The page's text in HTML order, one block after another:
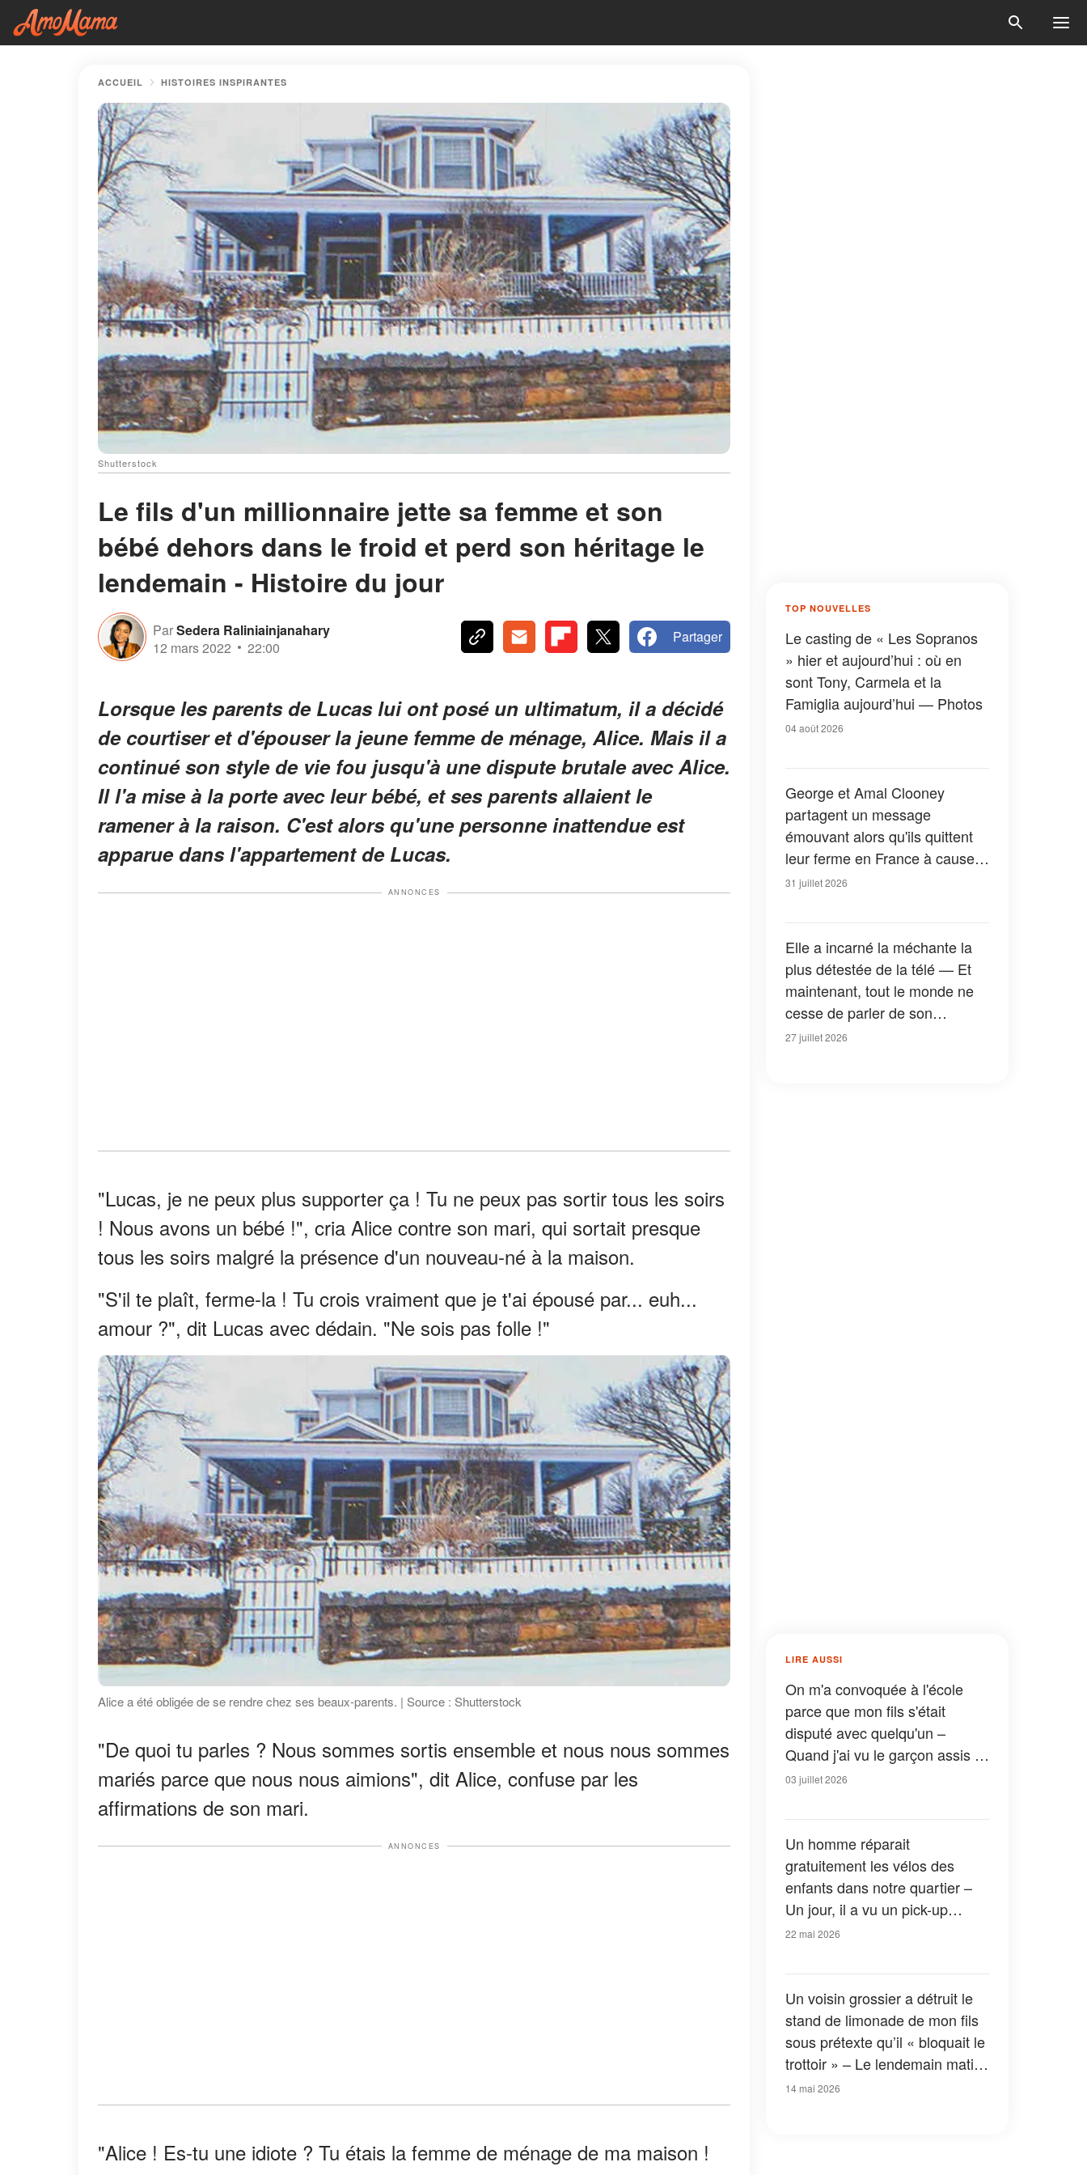
ACCUEIL HISTOIRES INSPIRANTES
Shutterstock
Le fils d'un millionnaire jette sa femme et son
bébé dehors dans le froid et perd son héritage le
lendemain - Histoire du jour
ParSedera Raliniainjanahary
12 mars 2022
22:00
Partager
Lorsque les parents de Lucas lui ont posé un ultimatum, il a décidé
de courtiser et d'épouser la jeune femme de ménage, Alice. Mais il a
continué son style de vie fou jusqu'à une dispute brutale avec Alice.
Il l'a mise à la porte avec leur bébé, et ses parents allaient le
ramener à la raison. C'est alors qu'une personne inattendue est
apparue dans l'appartement de Lucas.
ANNONCES
"Lucas, je ne peux plus supporter ça ! Tu ne peux pas sortir tous les soirs
! Nous avons un bébé !", cria Alice contre son mari, qui sortait presque
tous les soirs malgré la présence d'un nouveau-né à la maison.
"S'il te plaît, ferme-la ! Tu crois vraiment que je t'ai épousé par... euh...
amour ?", dit Lucas avec dédain. "Ne sois pas folle !"
Alice a été obligée de se rendre chez ses beaux-parents. | Source : Shutterstock
"De quoi tu parles ? Nous sommes sortis ensemble et nous nous sommes
mariés parce que nous nous aimions", dit Alice, confuse par les
affirmations de son mari.
ANNONCES
"Alice ! Es-tu une idiote ? Tu étais la femme de ménage de ma maison !
TOP NOUVELLES
Le casting de « Les Sopranos
» hier et aujourd’hui : où en
sont Tony, Carmela et la
Famiglia aujourd’hui — Photos
04 août 2026
George et Amal Clooney
partagent un message
émouvant alors qu'ils quittent
leur ferme en France à cause
des feux de forêt — Tous les
31 juillet 2026
Elle a incarné la méchante la
plus détestée de la télé — Et
maintenant, tout le monde ne
cesse de parler de son
apparition dans la nouvelle
27 juillet 2026
LIRE AUSSI
On m'a convoquée à l'école
parce que mon fils s'était
disputé avec quelqu'un –
Quand j'ai vu le garçon assis à
côté de lui, je suis devenue
03 juillet 2026
Un homme réparait
gratuitement les vélos des
enfants dans notre quartier –
Un jour, il a vu un pick-up
flambant neuf garé devant chez
22 mai 2026
Un voisin grossier a détruit le
stand de limonade de mon fils
sous prétexte qu’il « bloquait le
trottoir » – Le lendemain matin,
il s’est présenté à notre porte
14 mai 2026